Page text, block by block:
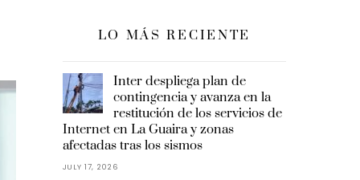
LO MÁS RECIENTE
Inter despliega plan de
contingencia y avanza en la
restitución de los servicios de
Internet en La Guaira y zonas
afectadas tras los sismos
JULY 17, 2026